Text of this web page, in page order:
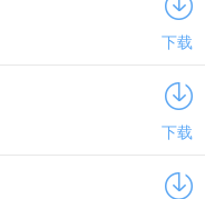
下载
下载